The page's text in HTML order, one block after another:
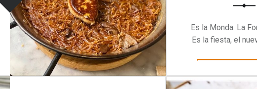
Es la Monda. La
Es la fiesta, el